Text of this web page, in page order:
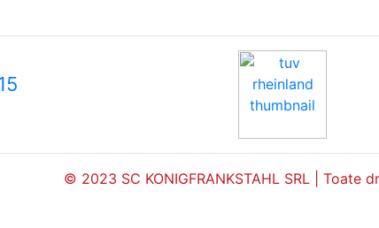
© 2023 SC KONIGFRANKSTAHL SRL | Toate